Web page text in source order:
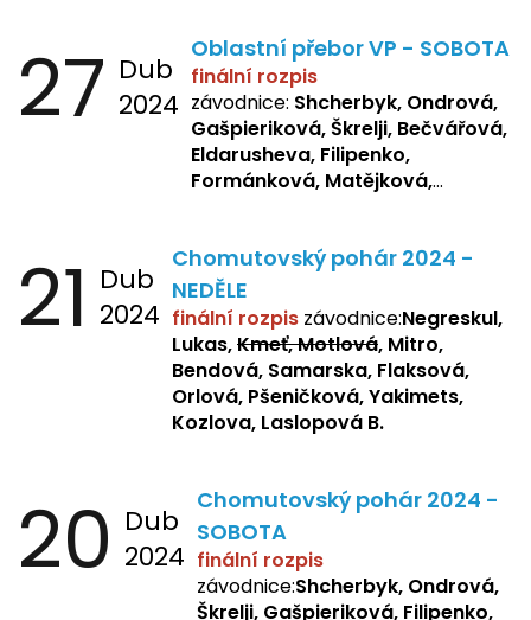
27 Dub
2024
Oblastní přebor VP - SOBOTA
finální rozpis
závodnice: Shcherbyk, Ondrová,
Gašpieriková, Škrelji, Bečvářová,
Eldarusheva, Filipenko,
Formánková, Matějková,
Sochorová, Repetska, Lukas,
Negreskul, Mitro
21 Dub
2024
Chomutovský pohár 2024 -
NEDĚLE
finální rozpis závodnice:Negreskul,
Lukas,Kmeť, Motlová, Mitro,
Bendová, Samarska, Flaksová,
Orlová, Pšeničková, Yakimets,
Kozlova, Laslopová B.
20 Dub
2024
Chomutovský pohár 2024 -
SOBOTA
finální rozpis
závodnice:Shcherbyk, Ondrová,
Škrelji, Gašpieriková, Filipenko,